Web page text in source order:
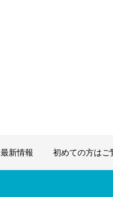
最新情報 初めての方はご